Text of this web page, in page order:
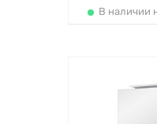
В наличии